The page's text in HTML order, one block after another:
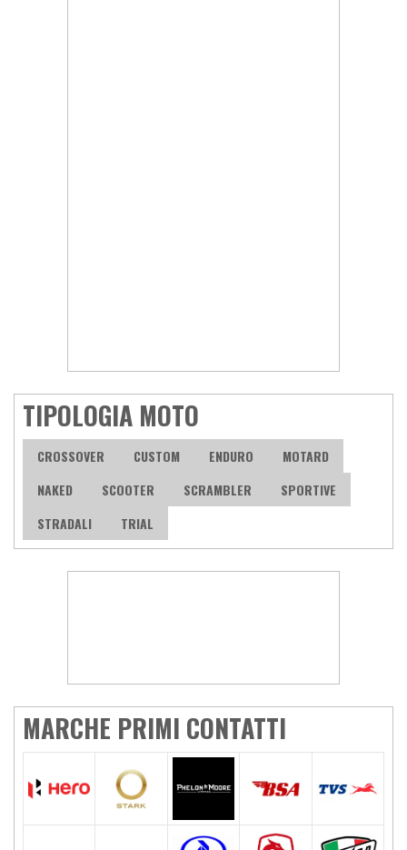
TIPOLOGIA MOTO
CROSSOVER CUSTOM ENDURO
MOTARD
NAKED
SCOOTER SCRAMBLER
SPORTIVE
STRADALI
TRIAL
MARCHE PRIMI CONTATTI